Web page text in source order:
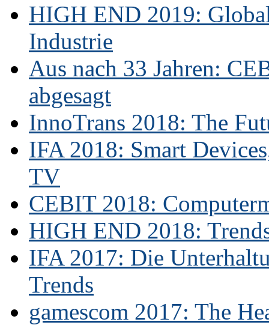
HIGH END 2019:
Industrie
Aus nach 33 Jahren:
abgesagt
InnoTrans 2018: The
IFA 2018: Smart
TV
CEBIT 2018:
HIGH END 2018:
IFA 2017: Die
Trends
gamescom 2017: The